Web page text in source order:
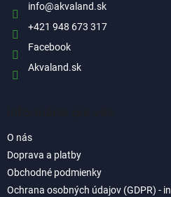
info@akvaland.sk
+421 948 673 317
Facebook
Akvaland.sk
O nás
Doprava a platby
Obchodné podmienky
Ochrana osobných údajov (GDPR) -